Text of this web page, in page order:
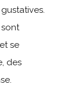
se
des